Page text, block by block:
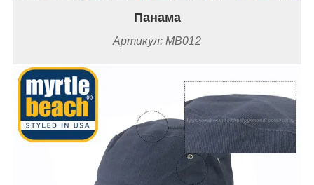
Панама
Артикул: MB012